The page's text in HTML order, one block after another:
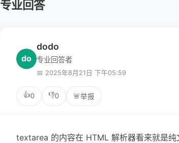
专业回答
do
dodo
专业回答者
📅 2025年8月21日 下午05:59
👍0 👎0 🚨举报
textarea 的内容在 HTML 解析器看来就是